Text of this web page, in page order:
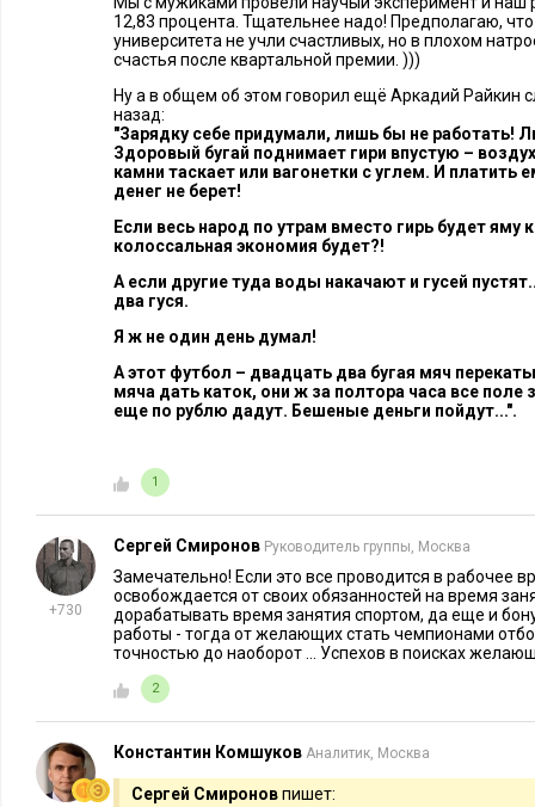
12,83 процента. Тщательнее надо! Предполагаю,
университета не учли счастливых, но в плохом
счастья после квартальной премии. )))
Ну а в общем об этом говорил ещё Аркадий Райкин
назад:
"Зарядку себе придумали, лишь бы не работать!
Здоровый бугай поднимает гири впустую –
камни таскает или вагонетки с углем. И платить
денег не берет!
Если весь народ по утрам вместо гирь будет яму
колоссальная экономия будет?!
А если другие туда воды накачают и гусей
два гуся.
Я ж не один день думал!
А этот футбол – двадцать два бугая мяч
мяча дать каток, они ж за полтора часа все поле
еще по рублю дадут. Бешеные деньги пойдут...".
1
+730
Сергей Смиронов Руководитель группы, Москва
Замечательно! Если это все проводится в рабочее
освобождается от своих обязанностей на время
дорабатывать время занятия спортом, да еще и
работы - тогда от желающих стать чемпионами
точностью до наоборот ... Успехов в поисках
2
Константин Комшуков Аналитик, Москва
Сергей Смироновпишет: